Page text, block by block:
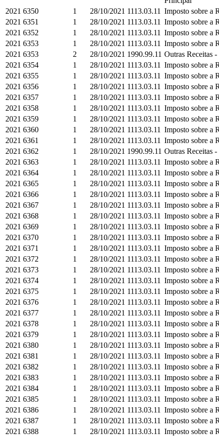
2021 6350 1 28/10/2021 1113.03.11 Imposto sobre a
2021 6351 1 28/10/2021 1113.03.11 Imposto sobre a
2021 6352 1 28/10/2021 1113.03.11 Imposto sobre a
2021 6353 1 28/10/2021 1113.03.11 Imposto sobre a
2021 6353 2 28/10/2021 1990.99.11 Outras Receitas
2021 6354 1 28/10/2021 1113.03.11 Imposto sobre a
2021 6355 1 28/10/2021 1113.03.11 Imposto sobre a
2021 6356 1 28/10/2021 1113.03.11 Imposto sobre a
2021 6357 1 28/10/2021 1113.03.11 Imposto sobre a
2021 6358 1 28/10/2021 1113.03.11 Imposto sobre a
2021 6359 1 28/10/2021 1113.03.11 Imposto sobre a
2021 6360 1 28/10/2021 1113.03.11 Imposto sobre a
2021 6361 1 28/10/2021 1113.03.11 Imposto sobre a
2021 6362 1 28/10/2021 1990.99.11 Outras Receitas
2021 6363 1 28/10/2021 1113.03.11 Imposto sobre a
2021 6364 1 28/10/2021 1113.03.11 Imposto sobre a
2021 6365 1 28/10/2021 1113.03.11 Imposto sobre a
2021 6366 1 28/10/2021 1113.03.11 Imposto sobre a
2021 6367 1 28/10/2021 1113.03.11 Imposto sobre a
2021 6368 1 28/10/2021 1113.03.11 Imposto sobre a
2021 6369 1 28/10/2021 1113.03.11 Imposto sobre a
2021 6370 1 28/10/2021 1113.03.11 Imposto sobre a
2021 6371 1 28/10/2021 1113.03.11 Imposto sobre a
2021 6372 1 28/10/2021 1113.03.11 Imposto sobre a
2021 6373 1 28/10/2021 1113.03.11 Imposto sobre a
2021 6374 1 28/10/2021 1113.03.11 Imposto sobre a
2021 6375 1 28/10/2021 1113.03.11 Imposto sobre a
2021 6376 1 28/10/2021 1113.03.11 Imposto sobre a
2021 6377 1 28/10/2021 1113.03.11 Imposto sobre a
2021 6378 1 28/10/2021 1113.03.11 Imposto sobre a
2021 6379 1 28/10/2021 1113.03.11 Imposto sobre a
2021 6380 1 28/10/2021 1113.03.11 Imposto sobre a
2021 6381 1 28/10/2021 1113.03.11 Imposto sobre a
2021 6382 1 28/10/2021 1113.03.11 Imposto sobre a
2021 6383 1 28/10/2021 1113.03.11 Imposto sobre a
2021 6384 1 28/10/2021 1113.03.11 Imposto sobre a
2021 6385 1 28/10/2021 1113.03.11 Imposto sobre a
2021 6386 1 28/10/2021 1113.03.11 Imposto sobre a
2021 6387 1 28/10/2021 1113.03.11 Imposto sobre a
2021 6388 1 28/10/2021 1113.03.11 Imposto sobre a